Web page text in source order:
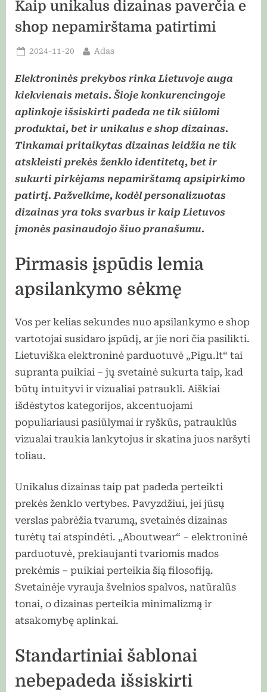
Kaip unikalus dizainas paverčia e
shop nepamirštama patirtimi
Posted
2024-11-20 By
Adas
Elektroninės prekybos rinka Lietuvoje auga
kiekvienais metais. Šioje konkurencingoje
aplinkoje išsiskirti padeda ne tik siūlomi
produktai, bet ir unikalus e shop dizainas.
Tinkamai pritaikytas dizainas leidžia ne tik
atskleisti prekės ženklo identitetą, bet ir
sukurti pirkėjams nepamirštamą apsipirkimo
patirtį. Pažvelkime, kodėl personalizuotas
dizainas yra toks svarbus ir kaip Lietuvos
įmonės pasinaudojo šiuo pranašumu.
Pirmasis įspūdis lemia
apsilankymo sėkmę
Vos per kelias sekundes nuo apsilankymo e shop
vartotojai susidaro įspūdį, ar jie nori čia pasilikti.
Lietuviška elektroninė parduotuvė „Pigu.lt“ tai
supranta puikiai – jų svetainė sukurta taip, kad
būtų intuityvi ir vizualiai patraukli. Aiškiai
išdėstytos kategorijos, akcentuojami
populiariausi pasiūlymai ir ryškūs, patrauklūs
vizualai traukia lankytojus ir skatina juos naršyti
toliau.
Unikalus dizainas taip pat padeda perteikti
prekės ženklo vertybes. Pavyzdžiui, jei jūsų
verslas pabrėžia tvarumą, svetainės dizainas
turėtų tai atspindėti. „Aboutwear“ – elektroninė
parduotuvė, prekiaujanti tvariomis mados
prekėmis – puikiai perteikia šią filosofiją.
Svetainėje vyrauja švelnios spalvos, natūralūs
tonai, o dizainas perteikia minimalizmą ir
atsakomybę aplinkai.
Standartiniai šablonai
nebepadeda išsiskirti